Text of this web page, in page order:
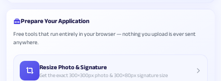
Prepare Your Application
Free tools that run entirely in your browser — nothing you upload is ever sent
anywhere.
Resize Photo & Signature
Get the exact 300×300px photo & 300×80px signature size